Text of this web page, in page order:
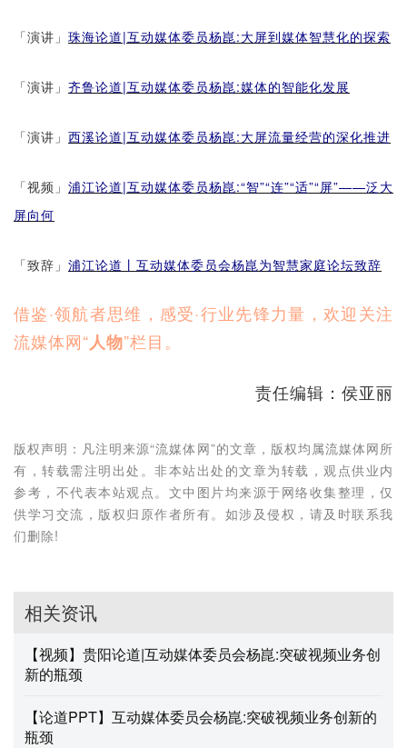
「演讲」 珠海论道|互动媒体委员杨崑:大屏到媒体智慧化的探索
「演讲」 齐鲁论道|互动媒体委员杨崑:媒体的智能化发展
「演讲」 西溪论道|互动媒体委员杨崑:大屏流量经营的深化推进
「视频」 浦江论道|互动媒体委员杨崑:“智”“连”“适”“屏”——泛大
屏向何
「致辞」 浦江论道丨互动媒体委员会杨崑为智慧家庭论坛致辞
借鉴·领航者思维，感受·行业先锋力量，欢迎关注
流媒体网“人物”栏目。
责任编辑：侯亚丽
版权声明：凡注明来源“流媒体网”的文章，版权均属流媒体网所
有，转载需注明出处。非本站出处的文章为转载，观点供业内
参考，不代表本站观点。文中图片均来源于网络收集整理，仅
供学习交流，版权归原作者所有。如涉及侵权，请及时联系我
们删除!
相关资讯
【视频】贵阳论道|互动媒体委员会杨崑:突破视频业务创
新的瓶颈
【论道PPT】互动媒体委员会杨崑:突破视频业务创新的
瓶颈